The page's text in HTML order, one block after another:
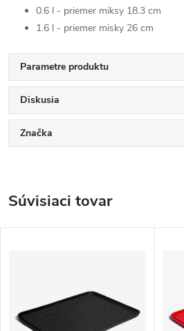
0.6 l - priemer miksy 18.3 cm
1.6 l - priemer misky 26 cm
Parametre produktu
Diskusia
Značka
Súvisiaci tovar